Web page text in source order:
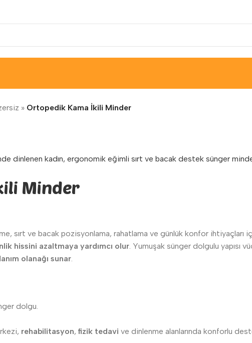
» Ortopedik Kama İkili Minder
Minder
sırt ve bacak pozisyonlama, rahatlama ve günlük konfor ihtiyaçları
hissini azaltmaya yardımcı olur . Yumuşak sünger dolgulu yapısı
olanağı sunar
dolgu.
rehabilitasyon, fizik tedavi ve dinlenme alanlarında konforlu